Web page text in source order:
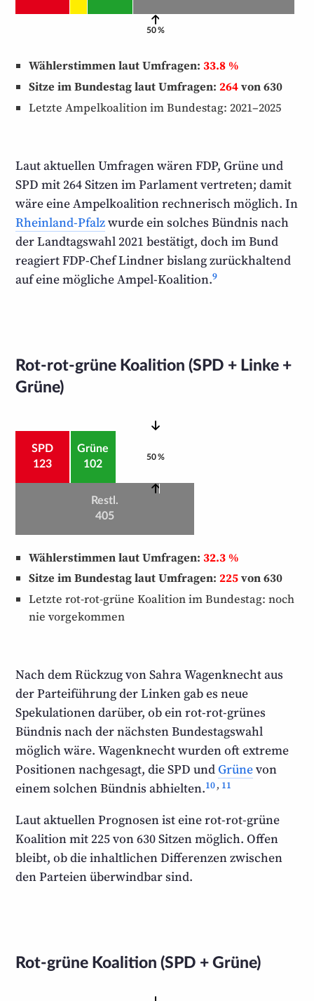
50 %
Wählerstimmen laut Umfragen:33.8 %
Sitze im Bundestag laut Umfragen: 264von 630
Letzte Ampelkoalition im Bundestag: 2021–2025
Laut aktuellen Umfragen wären FDP, Grüne und
SPD mit264Sitzen im Parlament vertreten; damit
wäre eine Ampel­koalition rechnerisch möglich. In
Rheinland-Pfalzwurde ein solches Bündnis nach
der Landtagswahl 2021 bestätigt, doch im Bund
reagiert FDP-Chef Lindner bislang zurück­haltend
auf eine mögliche Ampel-Koalition.9
Rot-rot-grüne Koalition (SPD + Linke +
Grüne)
SPD
123
Grüne
102
Restl.
405
50 %
Wählerstimmen laut Umfragen:32.3 %
Sitze im Bundestag laut Umfragen:225von 630
Letzte rot-rot-grüne Koalition im Bundestag: noch
nie vorgekommen
Nach dem Rückzug von Sahra Wagenknecht aus
der Partei­führung der Linken gab es neue
Spekulationen darüber, ob ein rot-rot-grünes
Bündnis nach der nächsten Bundestags­wahl
möglich wäre. Wagenknecht wurden oft extreme
Positionen nachgesagt, die SPD undGrünevon
einem solchen Bündnis abhielten.10, 11
Laut aktuellen Prognosen ist eine rot-rot-grüne
Koalition mit225von 630 Sitzen möglich. Offen
bleibt, ob die inhaltlichen Differenzen zwischen
den Parteien überwindbar sind.
Rot-grüne Koalition (SPD + Grüne)